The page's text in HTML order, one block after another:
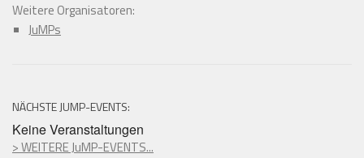
Weitere Organisatoren:
JuMPs
NÄCHSTE JUMP-EVENTS:
Keine Veranstaltungen
> WEITERE JuMP-EVENTS...